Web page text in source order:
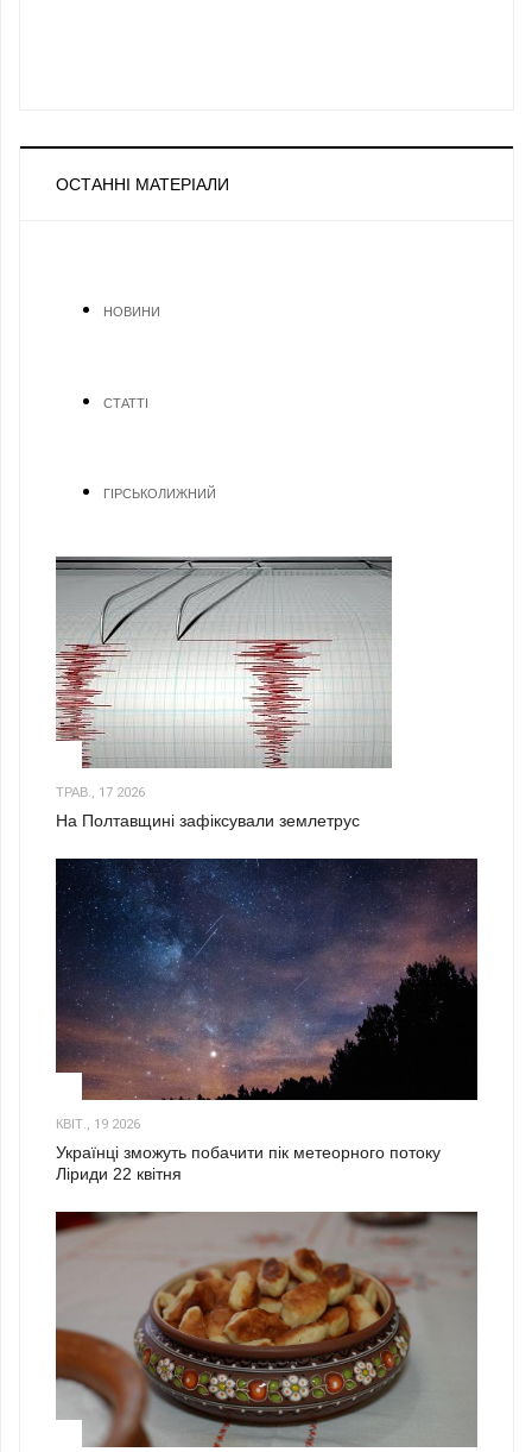
ОСТАННІ МАТЕРІАЛИ
НОВИНИ
СТАТТІ
ГІРСЬКОЛИЖНИЙ
ТРАВ., 17 2026
На Полтавщині зафіксували землетрус
КВІТ., 19 2026
Українці зможуть побачити пік метеорного потоку
Ліриди 22 квітня